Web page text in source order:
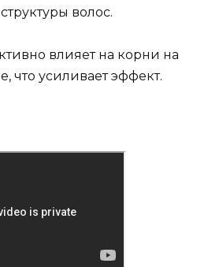
волос.
влияет на корни на
что усиливает эффект.